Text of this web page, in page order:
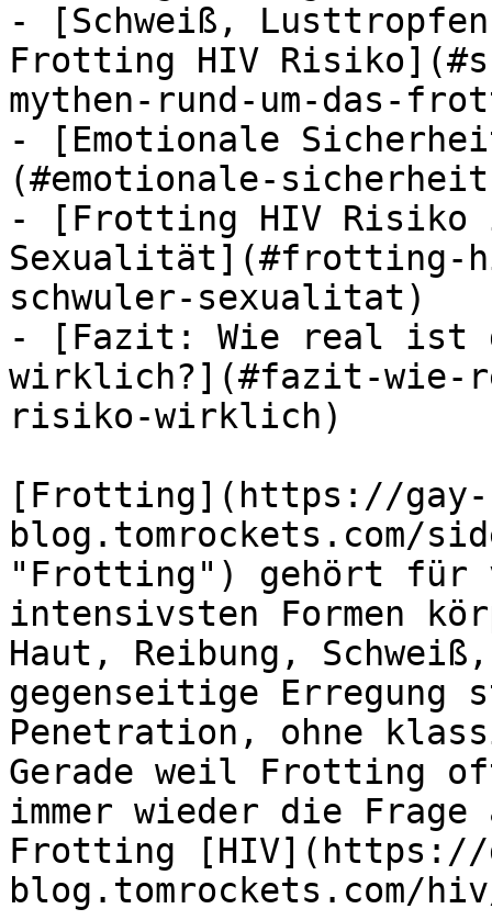
- [Schweiß, Lusttropfen
Frotting HIV
mythen-rund-um-das-
- [Emotionale
(#emotionale-
- [Frotting HIV Risiko
Sexualität](#frotting-
schwuler-sexualitat)
- [Fazit: Wie real ist
wirklich?](#fazit-
risiko-wirklich)
[Frotting](https://gay-
blog.tomrockets.com/
"Frotting") gehört für
intensivsten Formen
Haut, Reibung,
gegenseitige Erregung
Penetration, ohne
Gerade weil Frotting
immer wieder die
Frotting [HIV](https://
blog.tomrockets.com/